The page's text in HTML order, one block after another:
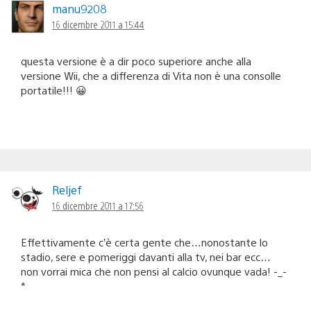
manu9208
16 dicembre 2011 a 15:44
questa versione è a dir poco superiore anche alla
versione Wii, che a differenza di Vita non è una consolle
portatile!!! 😀
Reljef
16 dicembre 2011 a 17:56
Effettivamente c’è certa gente che…nonostante lo
stadio, sere e pomeriggi davanti alla tv, nei bar ecc…
non vorrai mica che non pensi al calcio ovunque vada! -_-
*